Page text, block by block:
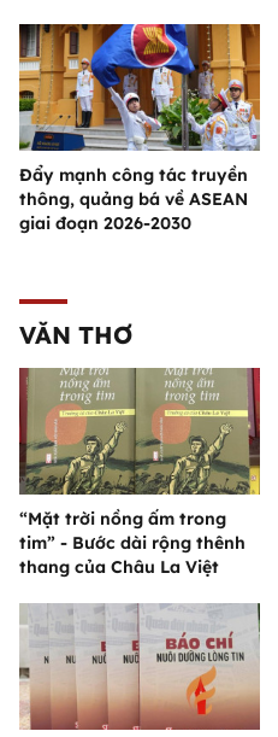
Đẩy mạnh công tác truyền
thông, quảng bá về ASEAN
giai đoạn 2026-2030
VĂN THƠ
“Mặt trời nồng ấm trong
tim” - Bước dài rộng thênh
thang của Châu La Việt